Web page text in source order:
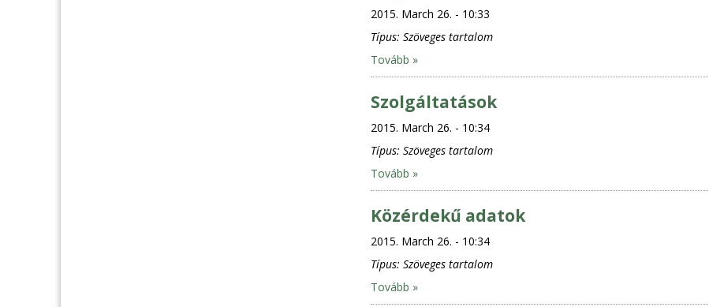
2015. March 26. - 10:33
Típus: Szöveges tartalom
Tovább »
Szolgáltatások
2015. March 26. - 10:34
Típus: Szöveges tartalom
Tovább »
Közérdekű adatok
2015. March 26. - 10:34
Típus: Szöveges tartalom
Tovább »